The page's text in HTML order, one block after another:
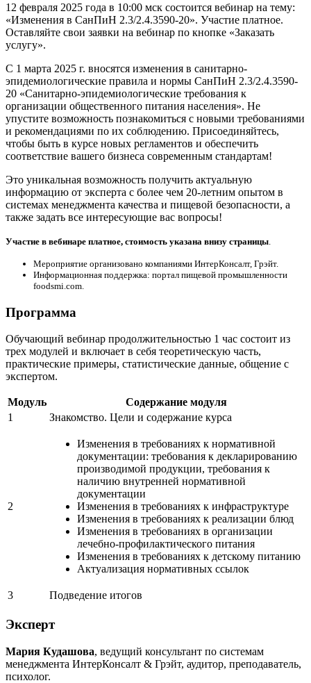
12 февраля 2025 года в 10:00 мск состоится вебинар на тему:
«Изменения в СанПиН 2.3/2.4.3590-20». Участие платное.
Оставляйте свои заявки на вебинар по кнопке «Заказать
услугу».
С 1 марта 2025 г. вносятся изменения в санитарно-
эпидемиологические правила и нормы СанПиН 2.3/2.4.3590-
20 «Санитарно-эпидемиологические требования к
организации общественного питания населения». Не
упустите возможность познакомиться с новыми требованиями
и рекомендациями по их соблюдению. Присоединяйтесь,
чтобы быть в курсе новых регламентов и обеспечить
соответствие вашего бизнеса современным стандартам!
Это уникальная возможность получить актуальную
информацию от эксперта с более чем 20-летним опытом в
системах менеджмента качества и пищевой безопасности, а
также задать все интересующие вас вопросы!
Участие в вебинаре платное, стоимость указана внизу страницы
Мероприятие организовано компаниями ИнтерКонсалт, Грэйт.
Информационная поддержка: портал пищевой промышленности
foodsmi.com.
Программа
Обучающий вебинар продолжительностью 1 час состоит из
трех модулей и включает в себя теоретическую часть,
практические примеры, статистические данные, общение с
экспертом.
Модуль
Содержание модуля
1
Знакомство. Цели и содержание курса
2
Изменения в требованиях к нормативной
документации: требования к декларированию
производимой продукции, требования к
наличию внутренней нормативной
документации
Изменения в требованиях к инфраструктуре
Изменения в требованиях к реализации блюд
Изменения в требованиях в организации
лечебно-профилактического питания
Изменения в требованиях к детскому питанию
Актуализация нормативных ссылок
3 Подведение итогов
Эксперт
Мария Кудашова, ведущий консультант по системам
менеджмента ИнтерКонсалт & Грэйт, аудитор, преподаватель,
психолог.